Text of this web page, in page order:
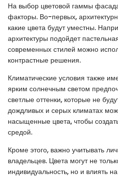
На выбор цветовой гаммы
факторы. Во-первых,
какие цвета будут уместны.
архитектуры подойдет
современных стилей можно
контрастные решения.
Климатические условия также
ярким солнечным светом
светлые оттенки, которые не
дождливых и серых климатах
насыщенные цвета, чтобы
средой.
Кроме этого, важно учитывать
владельцев. Цвета могут не
индивидуальность, но и влиять